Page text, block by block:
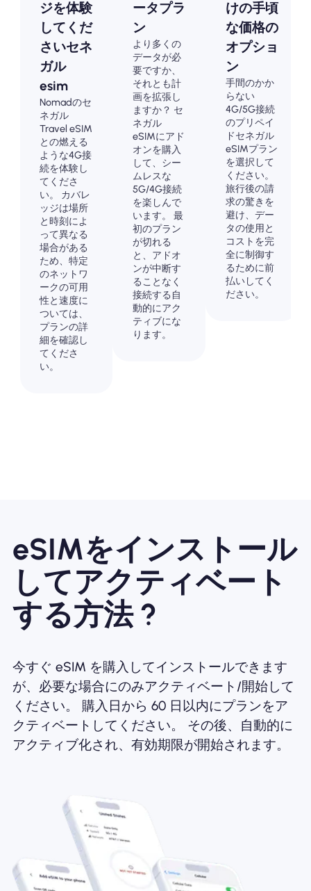
ジを体験
してくだ
さいセネ
ガル
esim
Nomadのセ
ネガル
Travel eSIM
との燃える
ような4G接
続を体験し
てくださ
い。 カバレ
ッジは場所
と時刻によ
って異なる
場合がある
ため、特定
のネットワ
ークの可用
性と速度に
ついては、
プランの詳
細を確認し
てくださ
い。
ータプラ
ン
より多くの
データが必
要ですか、
それとも計
画を拡張し
ますか？ セ
ネガル
eSIMにアド
オンを購入
して、シー
ムレスな
5G/4G接続
を楽しんで
います。 最
初のプラン
が切れる
と、アドオ
ンが中断す
ることなく
接続する自
動的にアク
ティブにな
ります。
けの手頃
な価格の
オプショ
ン
手間のかか
らない
4G/5G接続
のプリペイ
ドセネガル
eSIMプラン
を選択して
ください。
旅行後の請
求の驚きを
避け、デー
タの使用と
コストを完
全に制御す
るために前
払いしてく
ださい。
eSIMをインストール
してアクティベート
する方法 ?
今すぐ eSIM を購入してインストールできます
が、必要な場合にのみアクティベート/開始して
ください。 購入日から 60 日以内にプランをア
クティベートしてください。 その後、自動的に
アクティブ化され、有効期限が開始されます。